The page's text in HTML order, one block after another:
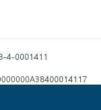
4-0001411